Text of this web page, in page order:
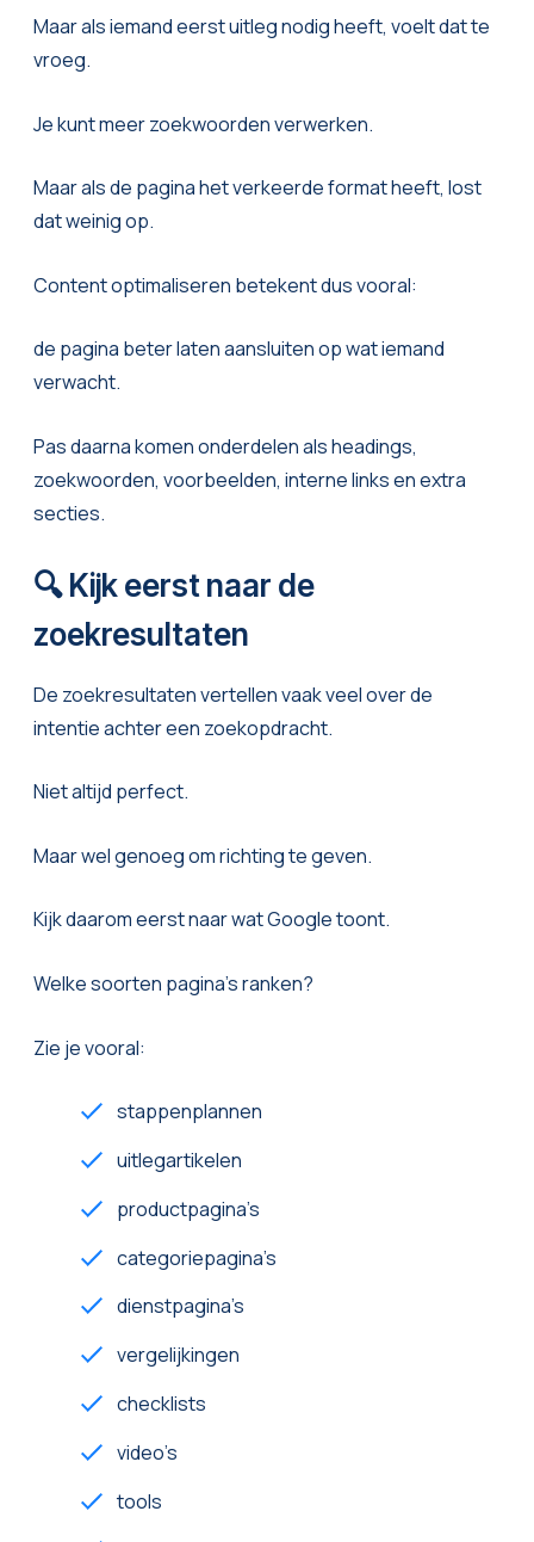
Maar als iemand eerst uitleg nodig heeft, voelt dat te
vroeg.
Je kunt meer zoekwoorden verwerken.
Maar als de pagina het verkeerde format heeft, lost
dat weinig op.
Content optimaliseren betekent dus vooral:
de pagina beter laten aansluiten op wat iemand
verwacht.
Pas daarna komen onderdelen als headings,
zoekwoorden, voorbeelden, interne links en extra
secties.
🔍 Kijk eerst naar de
zoekresultaten
De zoekresultaten vertellen vaak veel over de
intentie achter een zoekopdracht.
Niet altijd perfect.
Maar wel genoeg om richting te geven.
Kijk daarom eerst naar wat Google toont.
Welke soorten pagina’s ranken?
Zie je vooral:
stappenplannen
uitlegartikelen
productpagina’s
categoriepagina’s
dienstpagina’s
vergelijkingen
checklists
video’s
tools